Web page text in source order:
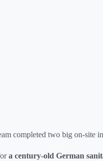
completed two big on-site
a century-old German